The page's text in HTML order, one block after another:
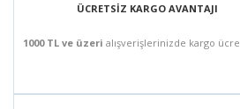
ÜCRETSİZ KARGO AVANTAJI
1000 TL ve üzeri alışverişlerinizde kargo